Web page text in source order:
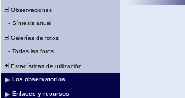
Observaciones
- Síntesis anual
Galerías de fotos
- Todas las fotos
Estadísticas de utilización
Los observatorios
Enlaces y recursos